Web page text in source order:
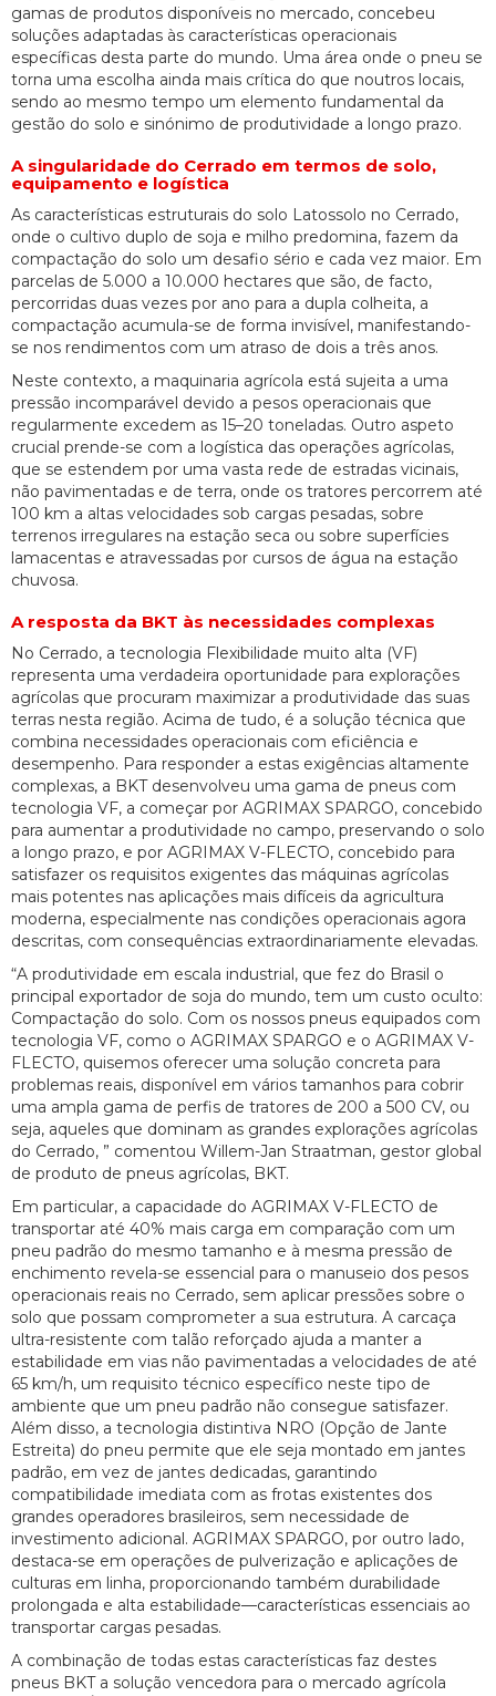
gamas de produtos disponíveis no mercado, concebeu
soluções adaptadas às características operacionais
específicas desta parte do mundo. Uma área onde o pneu se
torna uma escolha ainda mais crítica do que noutros locais,
sendo ao mesmo tempo um elemento fundamental da
gestão do solo e sinónimo de produtividade a longo prazo.
A singularidade do Cerrado em termos de solo,
equipamento e logística
As características estruturais do solo Latossolo no Cerrado,
onde o cultivo duplo de soja e milho predomina, fazem da
compactação do solo um desafio sério e cada vez maior. Em
parcelas de 5.000 a 10.000 hectares que são, de facto,
percorridas duas vezes por ano para a dupla colheita, a
compactação acumula-se de forma invisível, manifestando-
se nos rendimentos com um atraso de dois a três anos.
Neste contexto, a maquinaria agrícola está sujeita a uma
pressão incomparável devido a pesos operacionais que
regularmente excedem as 15–20 toneladas. Outro aspeto
crucial prende-se com a logística das operações agrícolas,
que se estendem por uma vasta rede de estradas vicinais,
não pavimentadas e de terra, onde os tratores percorrem até
100 km a altas velocidades sob cargas pesadas, sobre
terrenos irregulares na estação seca ou sobre superfícies
lamacentas e atravessadas por cursos de água na estação
chuvosa.
A resposta da BKT às necessidades complexas
No Cerrado, a tecnologia Flexibilidade muito alta (VF)
representa uma verdadeira oportunidade para explorações
agrícolas que procuram maximizar a produtividade das suas
terras nesta região. Acima de tudo, é a solução técnica que
combina necessidades operacionais com eficiência e
desempenho. Para responder a estas exigências altamente
complexas, a BKT desenvolveu uma gama de pneus com
tecnologia VF, a começar por AGRIMAX SPARGO, concebido
para aumentar a produtividade no campo, preservando o solo
a longo prazo, e por AGRIMAX V-FLECTO, concebido para
satisfazer os requisitos exigentes das máquinas agrícolas
mais potentes nas aplicações mais difíceis da agricultura
moderna, especialmente nas condições operacionais agora
descritas, com consequências extraordinariamente elevadas.
“A produtividade em escala industrial, que fez do Brasil o
principal exportador de soja do mundo, tem um custo oculto:
Compactação do solo. Com os nossos pneus equipados com
tecnologia VF, como o AGRIMAX SPARGO e o AGRIMAX V-
FLECTO, quisemos oferecer uma solução concreta para
problemas reais, disponível em vários tamanhos para cobrir
uma ampla gama de perfis de tratores de 200 a 500 CV, ou
seja, aqueles que dominam as grandes explorações agrícolas
do Cerrado, ” comentou Willem-Jan Straatman, gestor global
de produto de pneus agrícolas, BKT.
Em particular, a capacidade do AGRIMAX V-FLECTO de
transportar até 40% mais carga em comparação com um
pneu padrão do mesmo tamanho e à mesma pressão de
enchimento revela-se essencial para o manuseio dos pesos
operacionais reais no Cerrado, sem aplicar pressões sobre o
solo que possam comprometer a sua estrutura. A carcaça
ultra-resistente com talão reforçado ajuda a manter a
estabilidade em vias não pavimentadas a velocidades de até
65 km/h, um requisito técnico específico neste tipo de
ambiente que um pneu padrão não consegue satisfazer.
Além disso, a tecnologia distintiva NRO (Opção de Jante
Estreita) do pneu permite que ele seja montado em jantes
padrão, em vez de jantes dedicadas, garantindo
compatibilidade imediata com as frotas existentes dos
grandes operadores brasileiros, sem necessidade de
investimento adicional. AGRIMAX SPARGO, por outro lado,
destaca-se em operações de pulverização e aplicações de
culturas em linha, proporcionando também durabilidade
prolongada e alta estabilidade—características essenciais ao
transportar cargas pesadas.
A combinação de todas estas características faz destes
pneus BKT a solução vencedora para o mercado agrícola